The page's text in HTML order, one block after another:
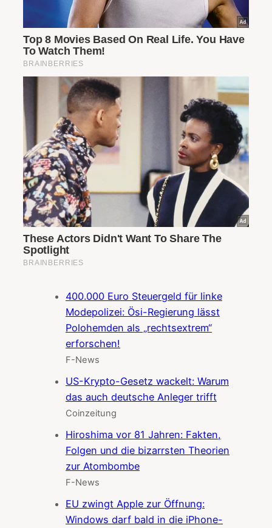
400.000 Euro Steuergeld für linke
Modepolizei: Ösi-Regierung lässt
Polohemden als „rechtsextrem“
erforschen!
F-News
US-Krypto-Gesetz wackelt: Warum
das auch deutsche Anleger trifft
Coinzeitung
Hiroshima vor 81 Jahren: Fakten,
Folgen und die bizarrsten Theorien
zur Atombombe
F-News
EU zwingt Apple zur Öffnung:
Windows darf bald in die iPhone-